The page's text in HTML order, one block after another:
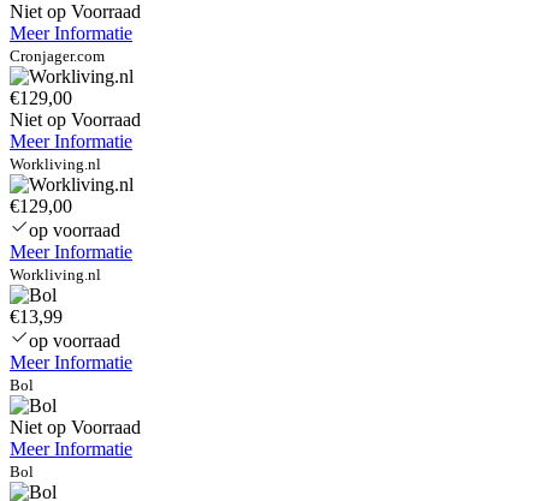
Niet op Voorraad
Meer Informatie
Cronjager.com
€129,00
Niet op Voorraad
Meer Informatie
Workliving.nl
€129,00
op voorraad
Meer Informatie
Workliving.nl
€13,99
op voorraad
Meer Informatie
Bol
Niet op Voorraad
Meer Informatie
Bol